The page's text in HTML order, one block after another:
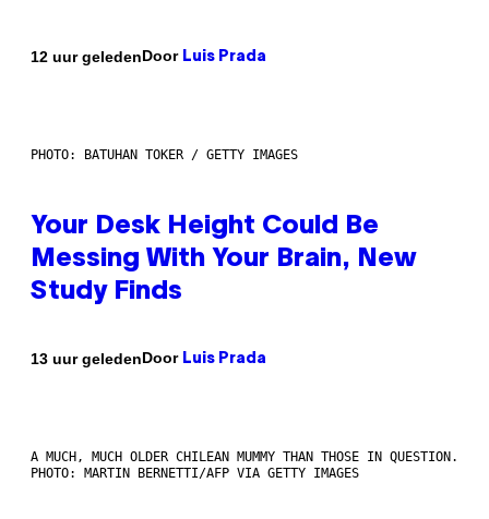
12 uur geledenDoor Luis Prada
PHOTO: BATUHAN TOKER / GETTY IMAGES
Your Desk Height Could Be
Messing With Your Brain, New
Study Finds
13 uur geledenDoor Luis Prada
A MUCH, MUCH OLDER CHILEAN MUMMY THAN THOSE IN QUESTION.
PHOTO: MARTIN BERNETTI/AFP VIA GETTY IMAGES